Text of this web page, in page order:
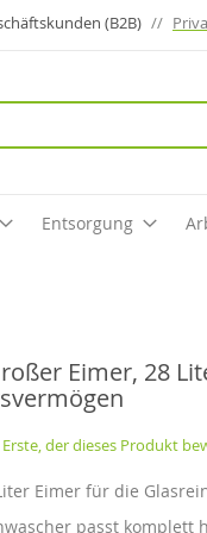
(B2B) //
Entsorgung
Eimer, 28
Erste, der dieses Produkt
Eimer für die
passt komplett